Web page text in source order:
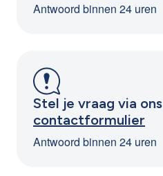
Antwoord binnen 24 uren
Stel je vraag via ons
contactformulier
Antwoord binnen 24 uren